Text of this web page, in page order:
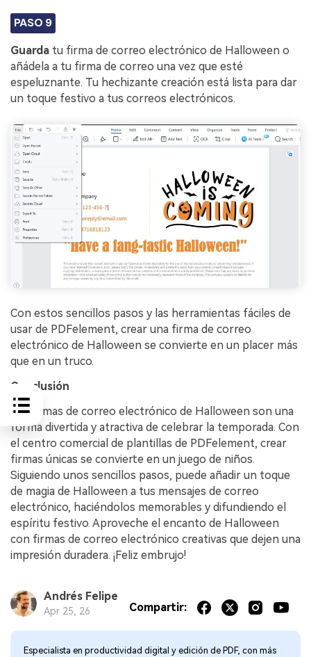
PASO 9
Guarda tu firma de correo electrónico de Halloween o
añádela a tu firma de correo una vez que esté
espeluznante. Tu hechizante creación está lista para dar
un toque festivo a tus correos electrónicos.
Con estos sencillos pasos y las herramientas fáciles de
usar de PDFelement, crear una firma de correo
electrónico de Halloween se convierte en un placer más
que en un truco.
Conclusión
Las firmas de correo electrónico de Halloween son una
forma divertida y atractiva de celebrar la temporada. Con
el centro comercial de plantillas de PDFelement, crear
firmas únicas se convierte en un juego de niños.
Siguiendo unos sencillos pasos, puede añadir un toque
de magia de Halloween a tus mensajes de correo
electrónico, haciéndolos memorables y difundiendo el
espíritu festivo. Aproveche el encanto de Halloween
con firmas de correo electrónico creativas que dejen una
impresión duradera. ¡Feliz embrujo!
Andrés Felipe
Apr 25, 26 Compartir:
Especialista en productividad digital y edición de PDF, con más